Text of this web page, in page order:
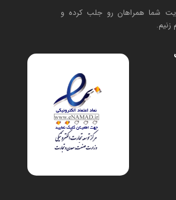
شما همراهان رو جلب کرده و
زنیم.